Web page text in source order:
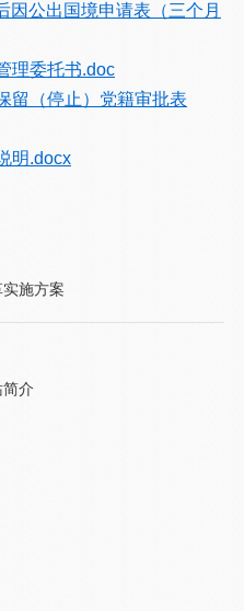
因公出国境申请表（三个月
理委托书.doc
留（停止）党籍审批表
明.docx
实施方案
介